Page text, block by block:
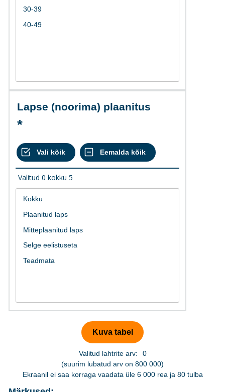
Lapse (noorima) plaanitus
Valitud 0 kokku 5
Valitud lahtrite arv:
0
(suurim lubatud arv on 800 000)
Ekraanil ei saa korraga vaadata üle 6 000 rea ja 80 tulba